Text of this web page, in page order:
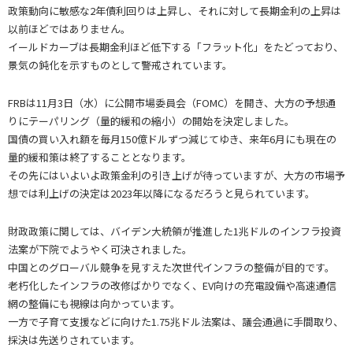
政策動向に敏感な2年債利回りは上昇し、それに対して長期金利の上昇は
以前ほどではありません。
イールドカーブは長期金利ほど低下する「フラット化」をたどっており、
景気の鈍化を示すものとして警戒されています。
FRBは11月3日（水）に公開市場委員会（FOMC）を開き、大方の予想通
りにテーパリング（量的緩和の縮小）の開始を決定しました。
国債の買い入れ額を毎月150億ドルずつ減じてゆき、来年6月にも現在の
量的緩和策は終了することとなります。
その先にはいよいよ政策金利の引き上げが待っていますが、大方の市場予
想では利上げの決定は2023年以降になるだろうと見られています。
財政政策に関しては、バイデン大統領が推進した1兆ドルのインフラ投資
法案が下院でようやく可決されました。
中国とのグローバル競争を見すえた次世代インフラの整備が目的です。
老朽化したインフラの改修ばかりでなく、EV向けの充電設備や高速通信
網の整備にも視線は向かっています。
一方で子育て支援などに向けた1.75兆ドル法案は、議会通過に手間取り、
採決は先送りされています。